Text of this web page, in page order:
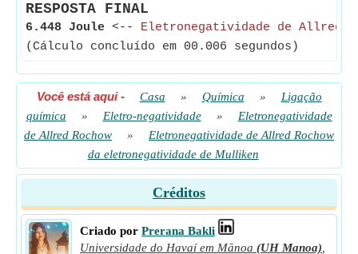
RESPOSTA FINAL
6.448 Joule <-- Eletronegatividade de Allred-
(Cálculo concluído em 00.006 segundos)
Você está aqui- Casa » Química »
Ligação
química
» Eletro-negatividade »
Eletronegatividade
de Allred Rochow
»
Eletronegatividade de Allred Rochow
da eletronegatividade de Mulliken
Créditos
Criado por Prerana Bakli
Universidade do Havaí em Mānoa (UH Manoa)